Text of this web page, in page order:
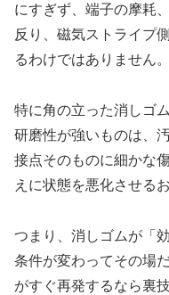
にすぎず、端子の摩耗
反り、磁気ストライプ
るわけではありません。
特に角の立った消しゴ
研磨性が強いものは、
接点そのものに細かな
えに状態を悪化させる
つまり、消しゴムが「
条件が変わってその場
がすぐ再発するなら裏